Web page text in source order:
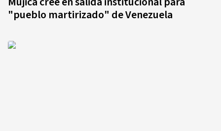
"pueblo martirizado" de Venezuela